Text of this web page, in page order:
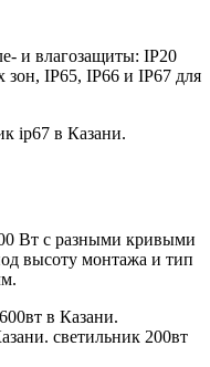
и влагозащиты: IP20
IP65, IP66 и IP67 для
ip67 в Казани.
Вт с разными кривыми
высоту монтажа и тип
в Казани.
светильник 200вт